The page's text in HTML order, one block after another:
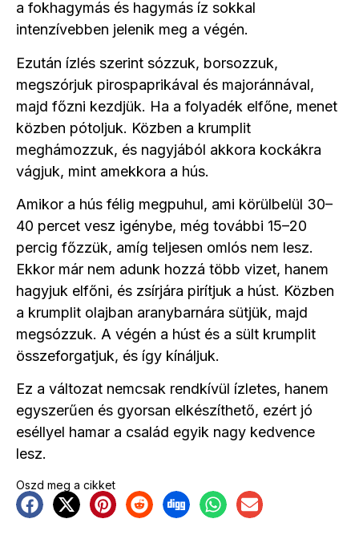
a fokhagymás és hagymás íz sokkal
intenzívebben jelenik meg a végén.
Ezután ízlés szerint sózzuk, borsozzuk,
megszórjuk pirospaprikával és majoránnával,
majd főzni kezdjük. Ha a folyadék elfőne, menet
közben pótoljuk. Közben a krumplit
meghámozzuk, és nagyjából akkora kockákra
vágjuk, mint amekkora a hús.
Amikor a hús félig megpuhul, ami körülbelül 30–
40 percet vesz igénybe, még további 15–20
percig főzzük, amíg teljesen omlós nem lesz.
Ekkor már nem adunk hozzá több vizet, hanem
hagyjuk elfőni, és zsírjára pirítjuk a húst. Közben
a krumplit olajban aranybarnára sütjük, majd
megsózzuk. A végén a húst és a sült krumplit
összeforgatjuk, és így kínáljuk.
Ez a változat nemcsak rendkívül ízletes, hanem
egyszerűen és gyorsan elkészíthető, ezért jó
eséllyel hamar a család egyik nagy kedvence
lesz.
Oszd meg a cikket